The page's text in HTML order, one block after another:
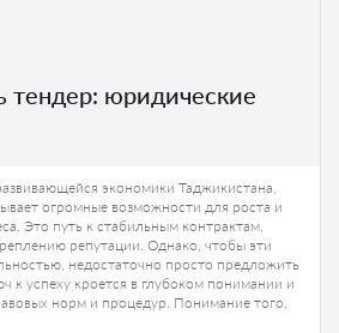
тендер: юридические
экономики Таджикистана,
огромные возможности для роста и
Это путь к стабильным контрактам,
репутации. Однако, чтобы эти
недостаточно просто предложить
к успеху кроется в глубоком понимании и
норм и процедур. Понимание того,